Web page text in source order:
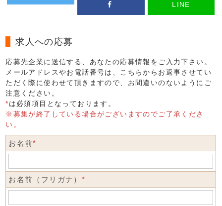
LINE
求人への応募
応募先企業に送信する、あなたの応募情報をご入力下さい。
メールアドレスやお電話番号は、こちらからお返事させてい
ただく際に使わせて頂きますので、お間違いのないようにご
注意ください。
*は必須項目となっております。
※募集が終了している場合がございますのでご了承くださ
い。
お名前*
お名前（フリガナ） *